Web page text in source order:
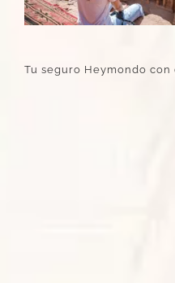
Tu seguro Heymondo